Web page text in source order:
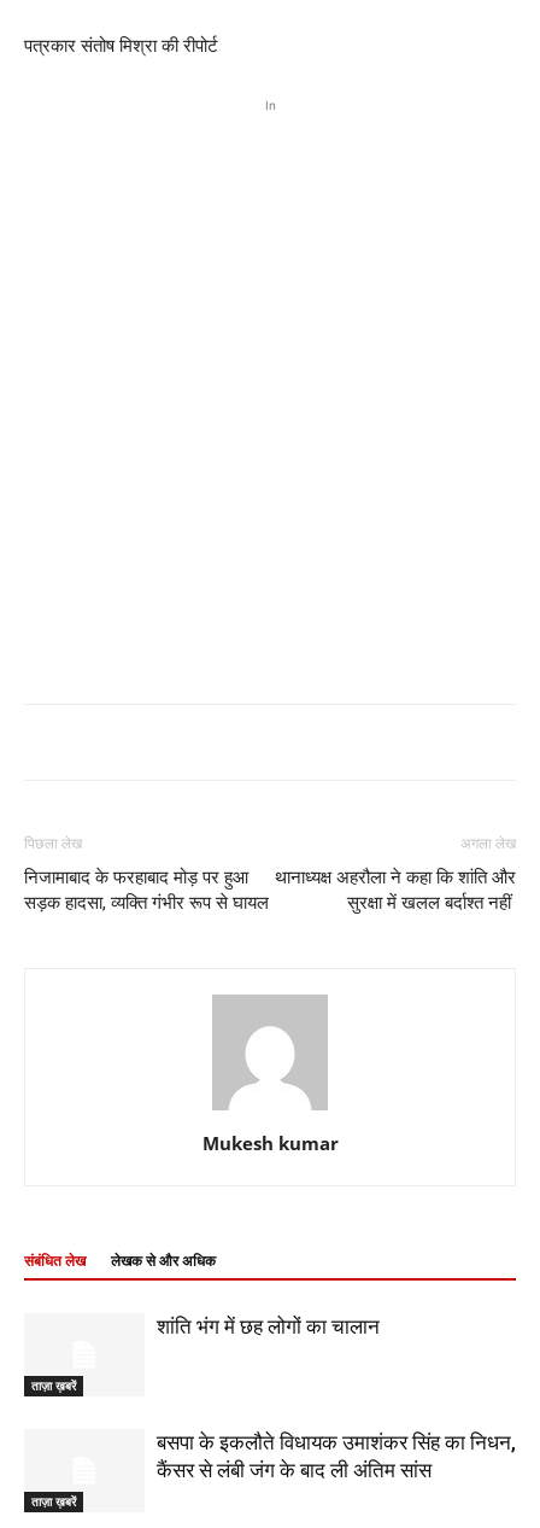
पत्रकार संतोष मिश्रा की रीपोर्ट
In
पिछला लेख
निजामाबाद के फरहाबाद मोड़ पर हुआ
सड़क हादसा, व्यक्ति गंभीर रूप से घायल
अगला लेख
थानाध्यक्ष अहरौला ने कहा कि शांति और
सुरक्षा में खलल बर्दाश्त नहीं
Mukesh kumar
संबंधित लेख लेखक से और अधिक
ताज़ा ख़बरें
शांति भंग में छह लोगों का चालान
ताज़ा ख़बरें
बसपा के इकलौते विधायक उमाशंकर सिंह का निधन,
कैंसर से लंबी जंग के बाद ली अंतिम सांस